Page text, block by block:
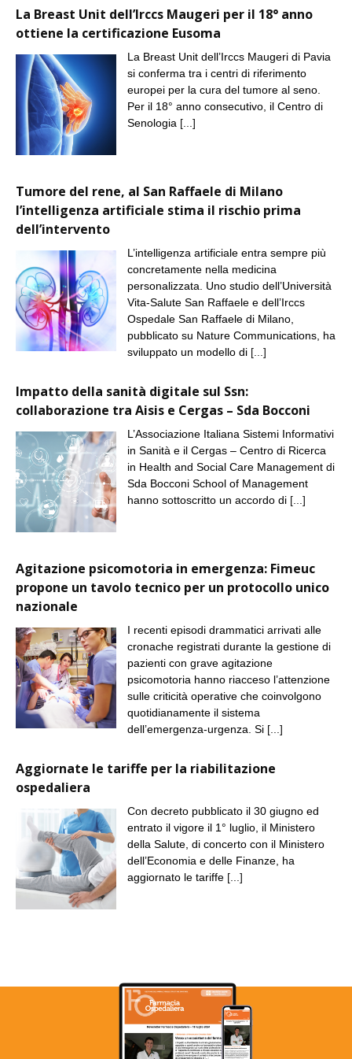
La Breast Unit dell’Irccs Maugeri per il 18° anno
ottiene la certificazione Eusoma
La Breast Unit dell’Irccs Maugeri di Pavia
si conferma tra i centri di riferimento
europei per la cura del tumore al seno.
Per il 18° anno consecutivo, il Centro di
Senologia [...]
Tumore del rene, al San Raffaele di Milano
l’intelligenza artificiale stima il rischio prima
dell’intervento
L’intelligenza artificiale entra sempre più
concretamente nella medicina
personalizzata. Uno studio dell’Università
Vita-Salute San Raffaele e dell’Irccs
Ospedale San Raffaele di Milano,
pubblicato su Nature Communications, ha
sviluppato un modello di [...]
Impatto della sanità digitale sul Ssn:
collaborazione tra Aisis e Cergas – Sda Bocconi
L’Associazione Italiana Sistemi Informativi
in Sanità e il Cergas – Centro di Ricerca
in Health and Social Care Management di
Sda Bocconi School of Management
hanno sottoscritto un accordo di [...]
Agitazione psicomotoria in emergenza: Fimeuc
propone un tavolo tecnico per un protocollo unico
nazionale
I recenti episodi drammatici arrivati alle
cronache registrati durante la gestione di
pazienti con grave agitazione
psicomotoria hanno riacceso l’attenzione
sulle criticità operative che coinvolgono
quotidianamente il sistema
dell’emergenza-urgenza. Si [...]
Aggiornate le tariffe per la riabilitazione
ospedaliera
Con decreto pubblicato il 30 giugno ed
entrato il vigore il 1° luglio, il Ministero
della Salute, di concerto con il Ministero
dell’Economia e delle Finanze, ha
aggiornato le tariffe [...]